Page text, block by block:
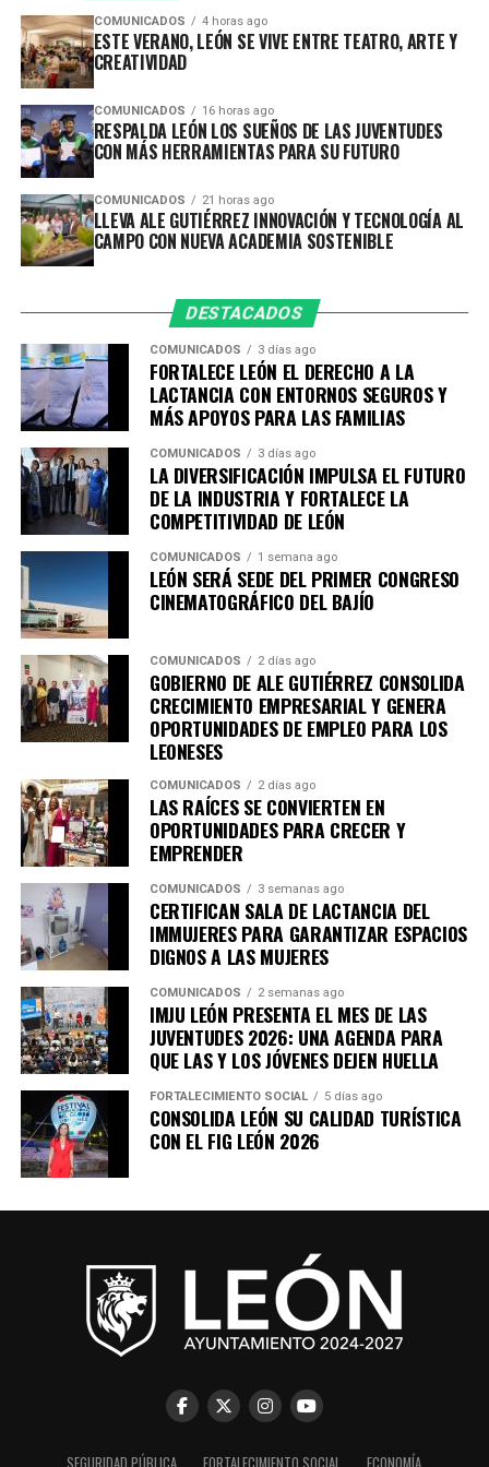
COMUNICADOS 4 horas ago
ESTE VERANO, LEÓN SE VIVE ENTRE TEATRO, ARTE Y
CREATIVIDAD
COMUNICADOS 16 horas ago
RESPALDA LEÓN LOS SUEÑOS DE LAS JUVENTUDES
CON MÁS HERRAMIENTAS PARA SU FUTURO
COMUNICADOS 21 horas ago
LLEVA ALE GUTIÉRREZ INNOVACIÓN Y TECNOLOGÍA AL
CAMPO CON NUEVA ACADEMIA SOSTENIBLE
DESTACADOS
COMUNICADOS 3 días ago
FORTALECE LEÓN EL DERECHO A LA
LACTANCIA CON ENTORNOS SEGUROS Y
MÁS APOYOS PARA LAS FAMILIAS
COMUNICADOS 3 días ago
LA DIVERSIFICACIÓN IMPULSA EL FUTURO
DE LA INDUSTRIA Y FORTALECE LA
COMPETITIVIDAD DE LEÓN
COMUNICADOS 1 semana ago
LEÓN SERÁ SEDE DEL PRIMER CONGRESO
CINEMATOGRÁFICO DEL BAJÍO
COMUNICADOS 2 días ago
GOBIERNO DE ALE GUTIÉRREZ CONSOLIDA
CRECIMIENTO EMPRESARIAL Y GENERA
OPORTUNIDADES DE EMPLEO PARA LOS
LEONESES
COMUNICADOS 2 días ago
LAS RAÍCES SE CONVIERTEN EN
OPORTUNIDADES PARA CRECER Y
EMPRENDER
COMUNICADOS 3 semanas ago
CERTIFICAN SALA DE LACTANCIA DEL
IMMUJERES PARA GARANTIZAR ESPACIOS
DIGNOS A LAS MUJERES
COMUNICADOS 2 semanas ago
IMJU LEÓN PRESENTA EL MES DE LAS
JUVENTUDES 2026: UNA AGENDA PARA
QUE LAS Y LOS JÓVENES DEJEN HUELLA
FORTALECIMIENTO SOCIAL 5 días ago
CONSOLIDA LEÓN SU CALIDAD TURÍSTICA
CON EL FIG LEÓN 2026